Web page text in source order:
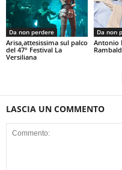
Da non perdere
Arisa,attesissima sul palco
del 47° Festival La
Versiliana
Da non
Antonio
LASCIA UN COMMENTO